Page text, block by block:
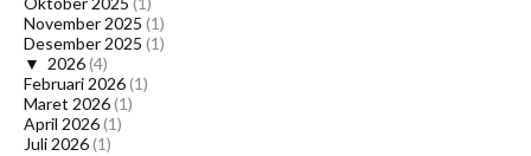
November 2025 (1)
Desember 2025 (1)
▼ 2026(4)
Februari 2026(1)
Maret 2026(1)
April 2026(1)
Juli 2026(1)